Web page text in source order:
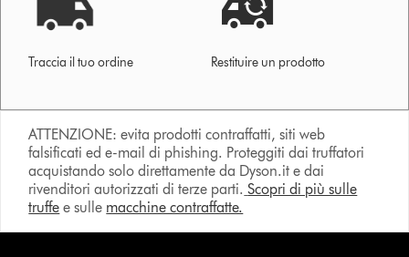
Traccia il tuo ordine Restituire un prodotto
ATTENZIONE: evita prodotti contraffatti, siti web
falsificati ed e-mail di phishing. Proteggiti dai truffatori
acquistando solo direttamente da Dyson.it e dai
rivenditori autorizzati di terze parti. Scopri di più sulle
truffe e sulle macchine contraffatte.